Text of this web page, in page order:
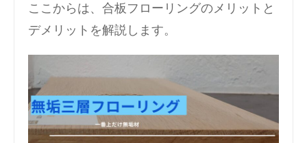
ここからは、合板フローリングのメリットと
デメリットを解説します。